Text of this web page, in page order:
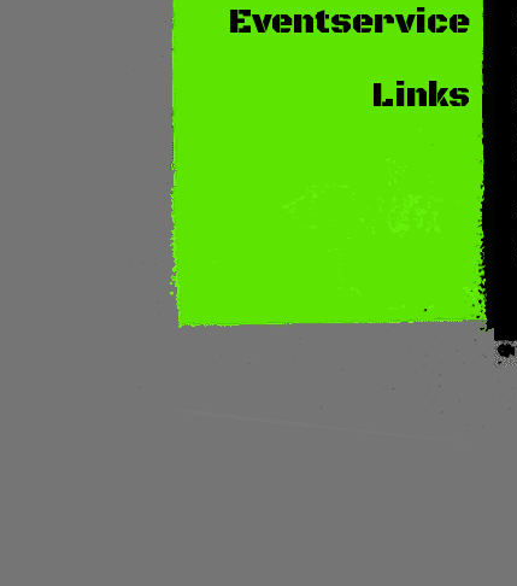
Eventservice
Links